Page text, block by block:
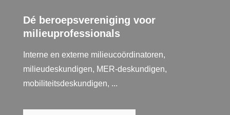
Dé beroepsvereniging voor
milieuprofessionals
Interne en externe milieucoördinatoren,
milieudeskundigen, MER-deskundigen,
mobiliteitsdeskundigen, ...